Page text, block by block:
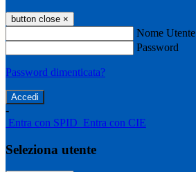
button close ×
Nome Utente
Password
Password dimenticata?
-
Entra con SPID Entra con CIE
Seleziona utente